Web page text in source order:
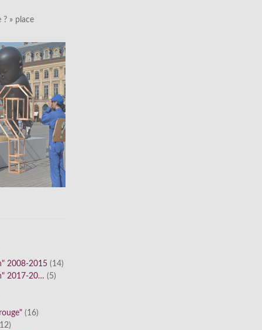
? » place
2008-2015 (14)
2017-20… (5)
(16)